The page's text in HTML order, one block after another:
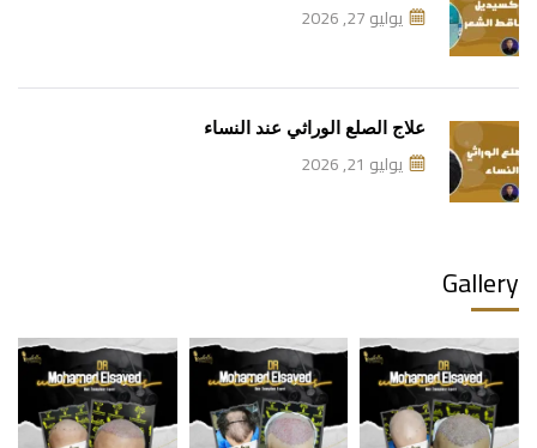
يوليو 27, 2026
علاج الصلع الوراثي عند النساء
يوليو 21, 2026
Gallery